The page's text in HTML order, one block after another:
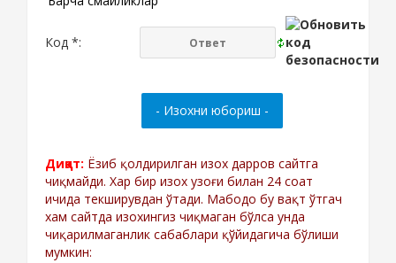
Код *:
Диққат: Ёзиб қолдирилган изох дарров сайтга
чиқмайди. Хар бир изох узоғи билан 24 соат
ичида текширувдан ўтади. Мабодо бу вақт ўтгач
хам сайтда изохингиз чиқмаган бўлса унда
чиқарилмаганлик сабаблари қўйидагича бўлиши
мумкин: